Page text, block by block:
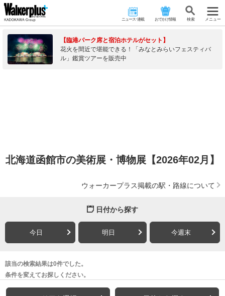
ニュース･連載 おでかけ情報 検 索 メニュー
【臨港パーク席と宿泊ホテルがセット】
花火を間近で堪能できる！「みなとみらいフェスティバ
ル」鑑賞ツアーを販売中
北海道函館市の美術展・博物展【2026年02月】
ウォーカープラス掲載の駅・路線について
日付から探す
今日 明日 今週末
該当の検索結果は0件でした。
条件を変えてお探しください。